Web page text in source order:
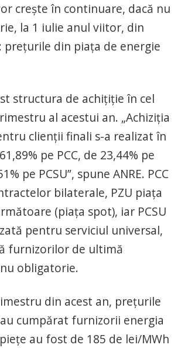
creşte în continuare, dacă nu
la 1 iulie anul viitor, din
preţurile din piaţa de energie
structura de achiţiţie în cel
al acestui an. „Achiziţia
clienții finali s-a realizat în
pe PCC, de 23,44% pe
pe PCSU”, spune ANRE. PCC
bilaterale, PZU piaţa
(piaţa spot), iar PCSU
pentru serviciul universal,
furnizorilor de ultimă
obligatorie.
din acest an, preţurile
cumpărat furnizorii energia
au fost de 185 de lei/MWh